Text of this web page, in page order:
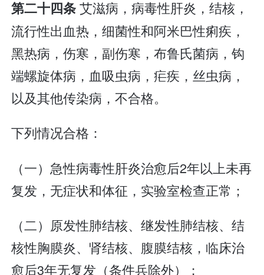
第二十四条艾滋病，病毒性肝炎，结核，
流行性出血热，细菌性和阿米巴性痢疾，
黑热病，伤寒，副伤寒，布鲁氏菌病，钩
端螺旋体病，血吸虫病，疟疾，丝虫病，
以及其他传染病，不合格。
下列情况合格：
（一）急性病毒性肝炎治愈后2年以上未再
复发，无症状和体征，实验室检查正常；
（二）原发性肺结核、继发性肺结核、结
核性胸膜炎、肾结核、腹膜结核，临床治
愈后3年无复发（条件兵除外）；